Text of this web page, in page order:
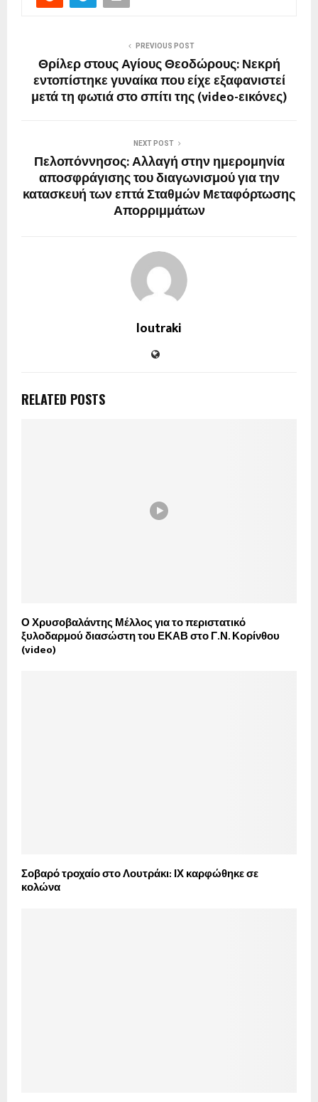
PREVIOUS POST
Θρίλερ στους Αγίους Θεοδώρους: Νεκρή
εντοπίστηκε γυναίκα που είχε εξαφανιστεί
μετά τη φωτιά στο σπίτι της (video-εικόνες)
NEXT POST
Πελοπόννησος: Αλλαγή στην ημερομηνία
αποσφράγισης του διαγωνισμού για την
κατασκευή των επτά Σταθμών Μεταφόρτωσης
Απορριμμάτων
loutraki
RELATED POSTS
Ο Χρυσοβαλάντης Μέλλος για το περιστατικό
ξυλοδαρμού διασώστη του ΕΚΑΒ στο Γ.Ν. Κορίνθου
(video)
Σοβαρό τροχαίο στο Λουτράκι: ΙΧ καρφώθηκε σε
κολώνα